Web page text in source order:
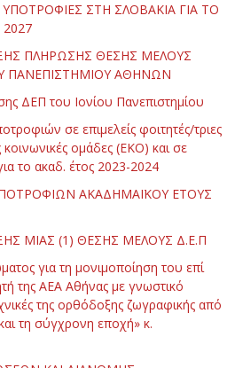
ΣΤΗ ΣΛΟΒΑΚΙΑ ΓΙΑ ΤΟ
ΠΛΗΡΩΣΗΣ ΘΕΣΗΣ ΜΕΛΟΥΣ
ΠΑΝΕΠΙΣΤΗΜΙΟΥ ΑΘΗΝΩΝ
ΔΕΠ του Ιονίου Πανεπιστημίου
σε επιμελείς φοιτητές/τριες
ομάδες (ΕΚΟ) και σε
το ακαδ. έτος 2023-2024
ΑΚΑΔΗΜΑΪΚΟΥ ΕΤΟΥΣ
ΜΙΑΣ (1) ΘΕΣΗΣ ΜΕΛΟΥΣ Δ.Ε.Π
για τη μονιμοποίηση του επί
της ΑΕΑ Αθήνας με γνωστικό
της ορθόδοξης ζωγραφικής από
τη σύγχρονη εποχή» κ.